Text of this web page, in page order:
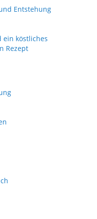
Entstehung
ein köstliches
Rezept